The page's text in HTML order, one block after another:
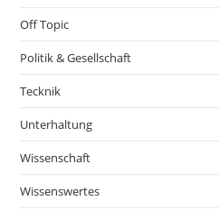
Off Topic
Politik & Gesellschaft
Tecknik
Unterhaltung
Wissenschaft
Wissenswertes